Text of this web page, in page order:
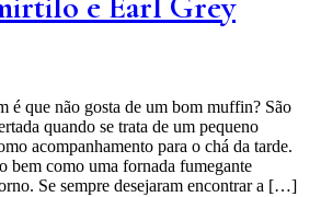
é que não gosta de um bom muffin? São
quando se trata de um pequeno
acompanhamento para o chá da tarde.
bem como uma fornada fumegante
Se sempre desejaram encontrar a […]